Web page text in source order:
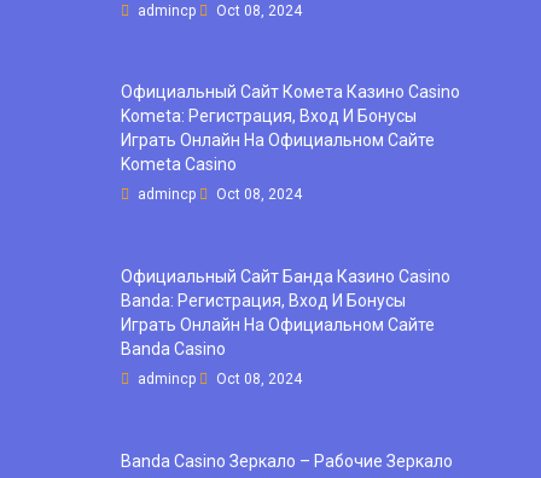
admincp Oct 08, 2024
Официальный Сайт Комета Казино Casino
Kometa: Регистрация, Вход И Бонусы ️
Играть Онлайн На Официальном Сайте
Kometa Casino
admincp Oct 08, 2024
Официальный Сайт Банда Казино Casino
Banda: Регистрация, Вход И Бонусы ️
Играть Онлайн На Официальном Сайте
Banda Casino
admincp Oct 08, 2024
Banda Casino Зеркало – Рабочие Зеркало